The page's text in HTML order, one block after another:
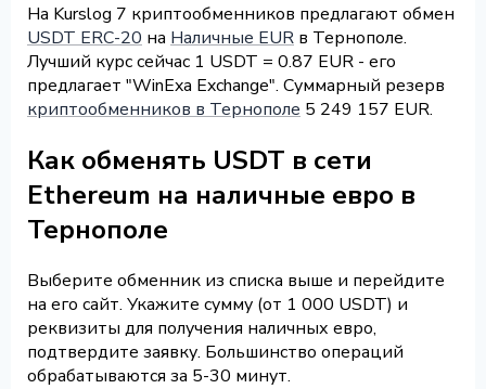
На Kurslog 7 криптообменников предлагают обмен
USDT ERC-20 на Наличные EUR в Тернополе.
Лучший курс сейчас 1 USDT = 0.87 EUR - его
предлагает "WinExa Exchange". Суммарный резерв
криптообменников в Тернополе 5 249 157 EUR.
Как обменять USDT в сети
Ethereum на наличные евро в
Тернополе
Выберите обменник из списка выше и перейдите
на его сайт. Укажите сумму (от 1 000 USDT) и
реквизиты для получения наличных евро,
подтвердите заявку. Большинство операций
обрабатываются за 5-30 минут.